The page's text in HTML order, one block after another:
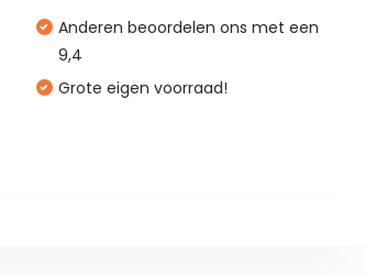
Anderen beoordelen ons met een
9,4
Grote eigen voorraad!